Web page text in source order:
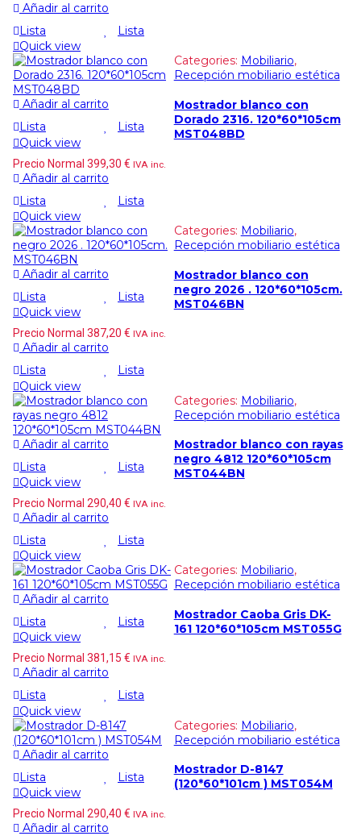
Añadir al carrito
Lista
Lista
Quick view
Añadir al carrito
Lista
Lista
Quick view
Categories: Mobiliario,
Recepción mobiliario estética
Mostrador blanco con
Dorado 2316. 120*60*105cm
MST048BD
Precio Normal 399,30 € IVA inc.
Añadir al carrito
Lista
Lista
Quick view
Añadir al carrito
Lista
Lista
Quick view
Categories: Mobiliario,
Recepción mobiliario estética
Mostrador blanco con
negro 2026 . 120*60*105cm.
MST046BN
Precio Normal 387,20 € IVA inc.
Añadir al carrito
Lista
Lista
Quick view
Añadir al carrito
Lista
Lista
Quick view
Categories: Mobiliario,
Recepción mobiliario estética
Mostrador blanco con rayas
negro 4812 120*60*105cm
MST044BN
Precio Normal 290,40 € IVA inc.
Añadir al carrito
Lista
Lista
Quick view
Añadir al carrito
Lista
Lista
Quick view
Categories: Mobiliario,
Recepción mobiliario estética
Mostrador Caoba Gris DK-
161 120*60*105cm MST055G
Precio Normal 381,15 € IVA inc.
Añadir al carrito
Lista
Lista
Quick view
Añadir al carrito
Lista
Lista
Quick view
Categories: Mobiliario,
Recepción mobiliario estética
Mostrador D-8147
(120*60*101cm ) MST054M
Precio Normal 290,40 € IVA inc.
Añadir al carrito